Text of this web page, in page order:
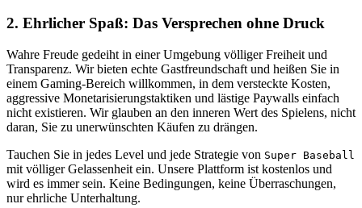
2. Ehrlicher Spaß: Das Versprechen ohne Druck
Wahre Freude gedeiht in einer Umgebung völliger Freiheit und
Transparenz. Wir bieten echte Gastfreundschaft und heißen Sie in
einem Gaming-Bereich willkommen, in dem versteckte Kosten,
aggressive Monetarisierungstaktiken und lästige Paywalls einfach
nicht existieren. Wir glauben an den inneren Wert des Spielens, nicht
daran, Sie zu unerwünschten Käufen zu drängen.
Tauchen Sie in jedes Level und jede Strategie von Super Baseball
mit völliger Gelassenheit ein. Unsere Plattform ist kostenlos und
wird es immer sein. Keine Bedingungen, keine Überraschungen,
nur ehrliche Unterhaltung.